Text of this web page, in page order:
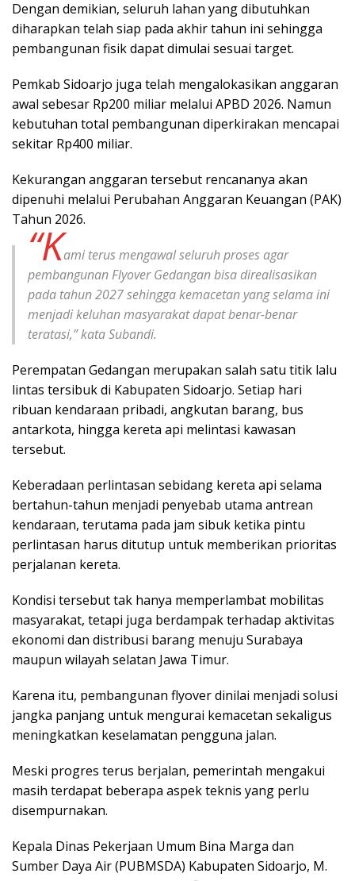
Dengan demikian, seluruh lahan yang dibutuhkan
diharapkan telah siap pada akhir tahun ini sehingga
pembangunan fisik dapat dimulai sesuai target.
Pemkab Sidoarjo juga telah mengalokasikan anggaran
awal sebesar Rp200 miliar melalui APBD 2026. Namun
kebutuhan total pembangunan diperkirakan mencapai
sekitar Rp400 miliar.
Kekurangan anggaran tersebut rencananya akan
dipenuhi melalui Perubahan Anggaran Keuangan (PAK)
Tahun 2026.
“Kami terus mengawal seluruh proses agar
pembangunan Flyover Gedangan bisa direalisasikan
pada tahun 2027 sehingga kemacetan yang selama ini
menjadi keluhan masyarakat dapat benar-benar
teratasi,” kata Subandi.
Perempatan Gedangan merupakan salah satu titik lalu
lintas tersibuk di Kabupaten Sidoarjo. Setiap hari
ribuan kendaraan pribadi, angkutan barang, bus
antarkota, hingga kereta api melintasi kawasan
tersebut.
Keberadaan perlintasan sebidang kereta api selama
bertahun-tahun menjadi penyebab utama antrean
kendaraan, terutama pada jam sibuk ketika pintu
perlintasan harus ditutup untuk memberikan prioritas
perjalanan kereta.
Kondisi tersebut tak hanya memperlambat mobilitas
masyarakat, tetapi juga berdampak terhadap aktivitas
ekonomi dan distribusi barang menuju Surabaya
maupun wilayah selatan Jawa Timur.
Karena itu, pembangunan flyover dinilai menjadi solusi
jangka panjang untuk mengurai kemacetan sekaligus
meningkatkan keselamatan pengguna jalan.
Meski progres terus berjalan, pemerintah mengakui
masih terdapat beberapa aspek teknis yang perlu
disempurnakan.
Kepala Dinas Pekerjaan Umum Bina Marga dan
Sumber Daya Air (PUBMSDA) Kabupaten Sidoarjo, M.